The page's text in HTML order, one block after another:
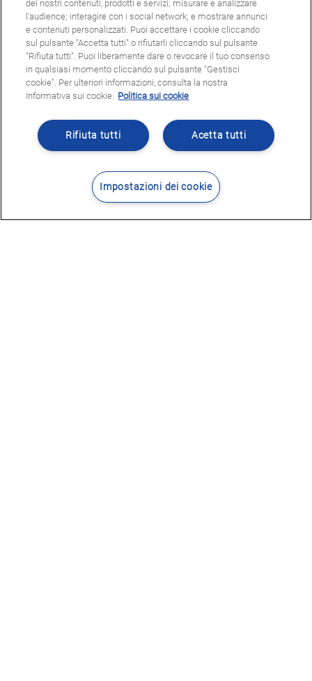
dei nostri contenuti, prodotti e servizi; misurare e analizzare
l'audience; interagire con i social network; e mostrare annunci
e contenuti personalizzati. Puoi accettare i cookie cliccando
sul pulsante "Accetta tutti" o rifiutarli cliccando sul pulsante
"Rifiuta tutti". Puoi liberamente dare o revocare il tuo consenso
in qualsiasi momento cliccando sul pulsante "Gestisci
cookie". Per ulteriori informazioni, consulta la nostra
Informativa sui cookie. Politica sui cookie
Acetta tutti
Rifiuta tutti
Impostazioni dei cookie